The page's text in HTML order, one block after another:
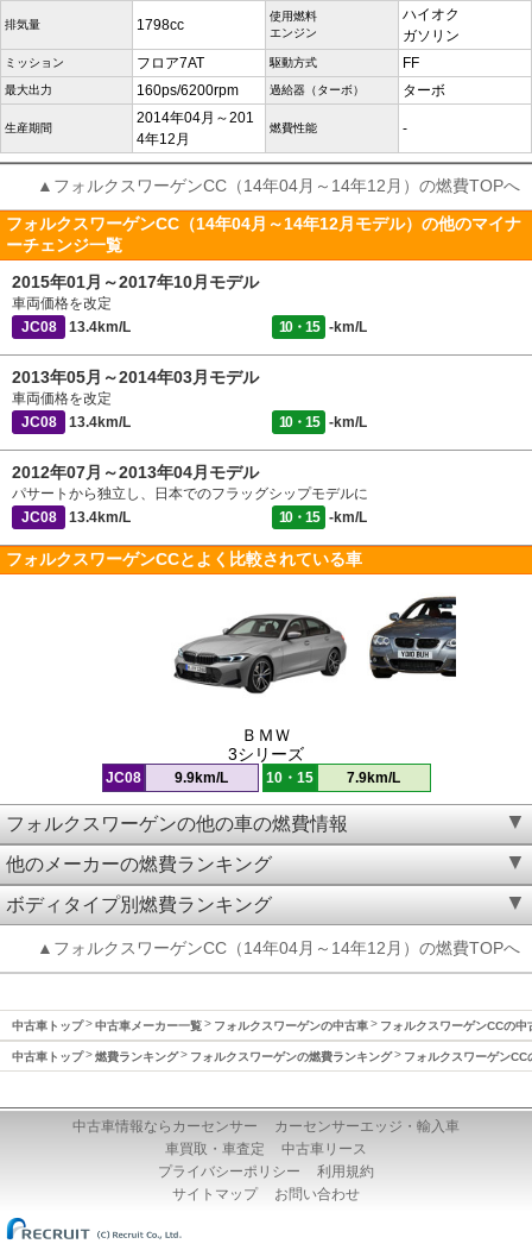
排気量 1798cc
使用燃料
エンジン
ハイオク
ガソリン
ミッション フロア7AT 駆動方式 FF
最大出力 160ps/6200rpm 過給器（ターボ） ターボ
生産期間
2014年04月～201
4年12月
燃費性能 -
▲フォルクスワーゲンCC（14年04月～14年12月）の燃費TOPへ
フォルクスワーゲンCC（14年04月～14年12月モデル）の他のマイナ
ーチェンジ一覧
2015年01月～2017年10月モデル
車両価格を改定
JC08
13.4km/L 10・15 -km/L
2013年05月～2014年03月モデル
車両価格を改定
JC08
13.4km/L 10・15 -km/L
2012年07月～2013年04月モデル
パサートから独立し、日本でのフラッグシップモデルに
JC08
13.4km/L 10・15 -km/L
フォルクスワーゲンCCとよく比較されている車
ＢＭＷ
3シリーズ
JC08 9.9km/L 10・15 7.9km/L
フォルクスワーゲンの他の車の燃費情報
他のメーカーの燃費ランキング
ボディタイプ別燃費ランキング
▲フォルクスワーゲンCC（14年04月～14年12月）の燃費TOPへ
中古車トップ 中古車メーカー一覧 フォルクスワーゲンの中古車 フォルクスワーゲンCCの中
中古車トップ 燃費ランキング フォルクスワーゲンの燃費ランキング フォルクスワーゲンCC
中古車情報ならカーセンサー
カーセンサーエッジ・輸入車
車買取・車査定
中古車リース
プライバシーポリシー
利用規約
サイトマップ
お問い合わせ